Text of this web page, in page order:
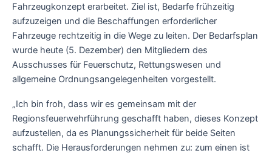
Fahrzeugkonzept erarbeitet. Ziel ist, Bedarfe frühzeitig
aufzuzeigen und die Beschaffungen erforderlicher
Fahrzeuge rechtzeitig in die Wege zu leiten. Der Bedarfsplan
wurde heute (5. Dezember) den Mitgliedern des
Ausschusses für Feuerschutz, Rettungswesen und
allgemeine Ordnungsangelegenheiten vorgestellt.
„Ich bin froh, dass wir es gemeinsam mit der
Regionsfeuerwehrführung geschafft haben, dieses Konzept
aufzustellen, da es Planungssicherheit für beide Seiten
schafft. Die Herausforderungen nehmen zu: zum einen ist